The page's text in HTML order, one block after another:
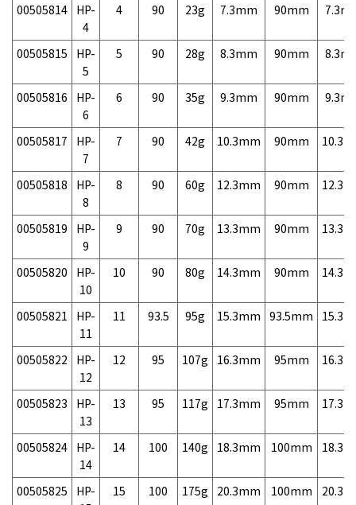
00505814 HP-
4
4 90 23g 7.3mm 90mm
00505815
HP-
5
5 90 28g 8.3mm 90mm
00505816
HP-
6
6 90 35g 9.3mm 90mm
00505817
HP-
7
7 90 42g 10.3mm 90mm
00505818
HP-
8
8 90 60g 12.3mm 90mm
00505819
HP-
9
9 90 70g 13.3mm 90mm
00505820
HP-
10
10 90 80g 14.3mm 90mm
00505821
HP-
11
11 93.5 95g 15.3mm 93.5mm
00505822
HP-
12
12 95 107g 16.3mm 95mm
00505823
HP-
13
13 95 117g 17.3mm 95mm
00505824 HP-
14
14 100 140g 18.3mm 100mm
00505825
HP-
15 100 175g 20.3mm 100mm